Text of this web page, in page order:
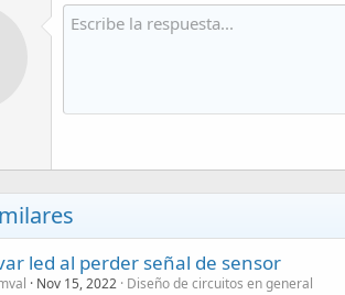
led al perder señal de sensor
Nov 15, 2022 Diseño de circuitos en general